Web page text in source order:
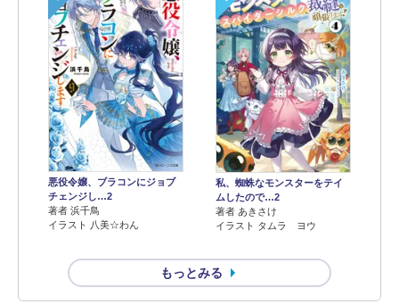
悪役令嬢、ブラコンにジョブ
チェンジし…2
著者 浜千鳥
イラスト 八美☆わん
私、蜘蛛なモンスターをテイ
ムしたので…2
著者 あきさけ
イラスト タムラ ヨウ
もっとみる